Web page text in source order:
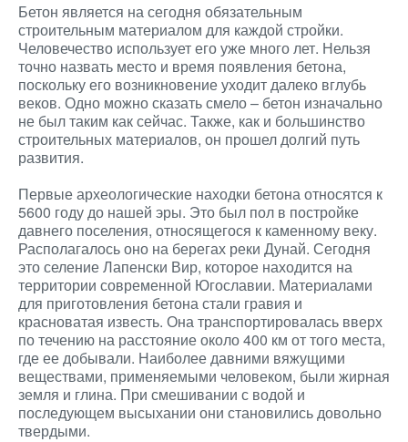
Бетон является на сегодня обязательным
строительным материалом для каждой стройки.
Человечество использует его уже много лет. Нельзя
точно назвать место и время появления бетона,
поскольку его возникновение уходит далеко вглубь
веков. Одно можно сказать смело – бетон изначально
не был таким как сейчас. Также, как и большинство
строительных материалов, он прошел долгий путь
развития.
Первые археологические находки бетона относятся к
5600 году до нашей эры. Это был пол в постройке
давнего поселения, относящегося к каменному веку.
Располагалось оно на берегах реки Дунай. Сегодня
это селение Лапенски Вир, которое находится на
территории современной Югославии. Материалами
для приготовления бетона стали гравия и
красноватая известь. Она транспортировалась вверх
по течению на расстояние около 400 км от того места,
где ее добывали. Наиболее давними вяжущими
веществами, применяемыми человеком, были жирная
земля и глина. При смешивании с водой и
последующем высыхании они становились довольно
твердыми.